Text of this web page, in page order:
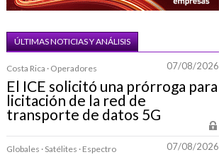
ÚLTIMAS NOTICIAS Y ANÁLISIS
Costa Rica · Operadores 07/08/2026
El ICE solicitó una prórroga para
licitación de la red de
transporte de datos 5G
Globales · Satélites · Espectro 07/08/2026